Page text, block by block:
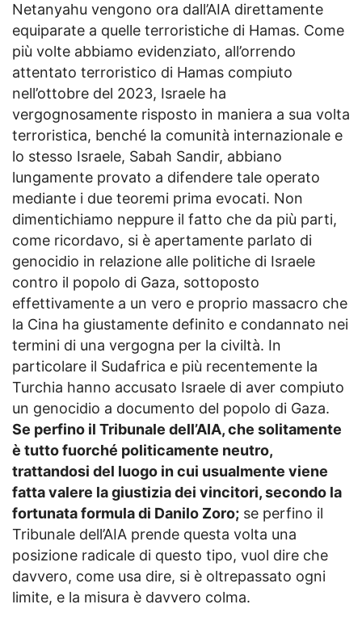
Netanyahu vengono ora dall’AIA direttamente
equiparate a quelle terroristiche di Hamas. Come
più volte abbiamo evidenziato, all’orrendo
attentato terroristico di Hamas compiuto
nell’ottobre del 2023, Israele ha
vergognosamente risposto in maniera a sua volta
terroristica, benché la comunità internazionale e
lo stesso Israele, Sabah Sandir, abbiano
lungamente provato a difendere tale operato
mediante i due teoremi prima evocati. Non
dimentichiamo neppure il fatto che da più parti,
come ricordavo, si è apertamente parlato di
genocidio in relazione alle politiche di Israele
contro il popolo di Gaza, sottoposto
effettivamente a un vero e proprio massacro che
la Cina ha giustamente definito e condannato nei
termini di una vergogna per la civiltà. In
particolare il Sudafrica e più recentemente la
Turchia hanno accusato Israele di aver compiuto
un genocidio a documento del popolo di Gaza.
Se perfino il Tribunale dell’AIA, che solitamente
è tutto fuorché politicamente neutro,
trattandosi del luogo in cui usualmente viene
fatta valere la giustizia dei vincitori, secondo la
fortunata formula di Danilo Zoro; se perfino il
Tribunale dell’AIA prende questa volta una
posizione radicale di questo tipo, vuol dire che
davvero, come usa dire, si è oltrepassato ogni
limite, e la misura è davvero colma.